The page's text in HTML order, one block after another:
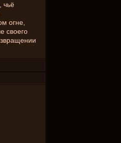
чьё
огне,
своего